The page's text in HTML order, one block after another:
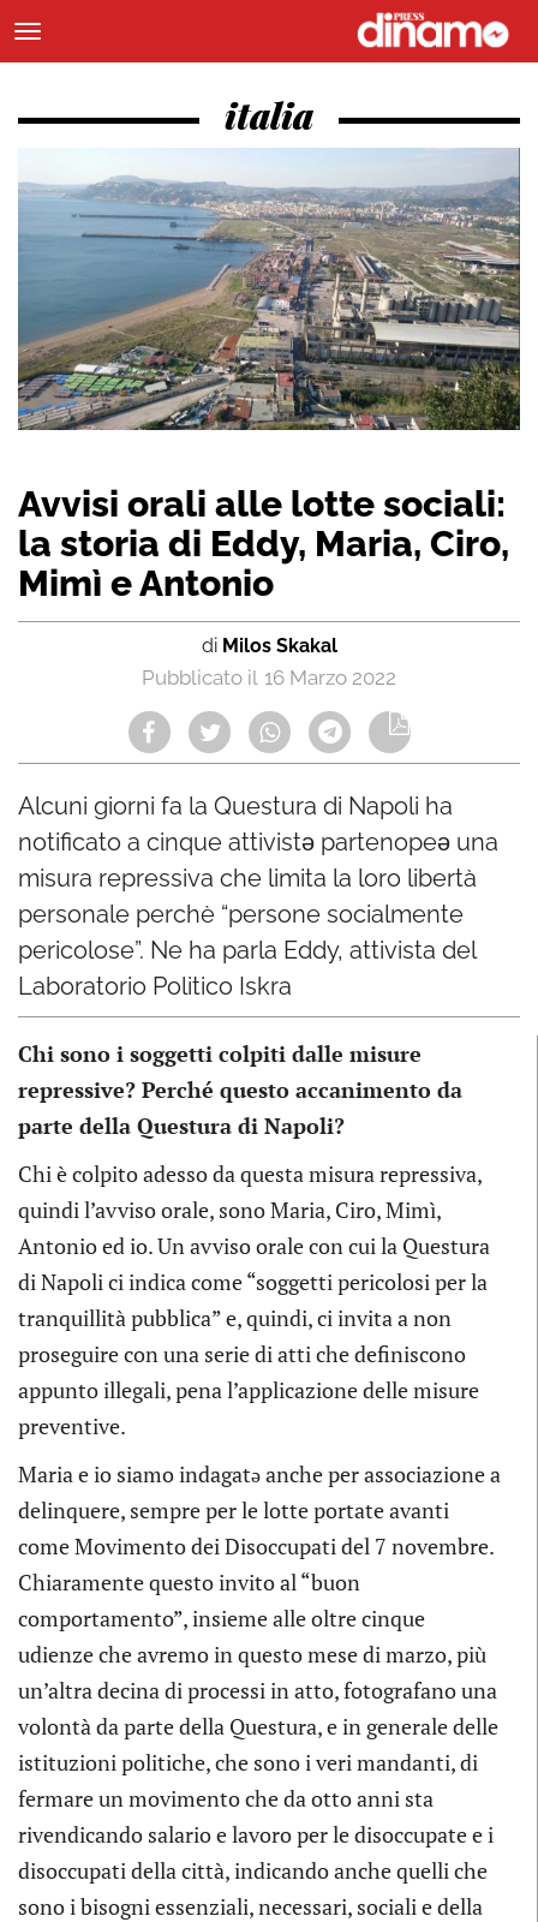
italia
Avvisi orali alle lotte sociali:
la storia di Eddy, Maria, Ciro,
Mimì e Antonio
di Milos Skakal
16 Marzo 2022
Alcuni giorni fa la Questura di Napoli ha
notificato a cinque attivistǝ partenopeǝ una
misura repressiva che limita la loro libertà
personale perchè “persone socialmente
pericolose”. Ne ha parla Eddy, attivista del
Laboratorio Politico Iskra
Chi sono i soggetti colpiti dalle misure
repressive? Perché questo accanimento da
parte della Questura di Napoli?
Chi è colpito adesso da questa misura repressiva,
quindi l’avviso orale, sono Maria, Ciro, Mimì,
Antonio ed io. Un avviso orale con cui la Questura
di Napoli ci indica come “soggetti pericolosi per la
tranquillità pubblica” e, quindi, ci invita a non
proseguire con una serie di atti che definiscono
appunto illegali, pena l’applicazione delle misure
preventive.
Maria e io siamo indagatǝ anche per associazione a
delinquere, sempre per le lotte portate avanti
come Movimento dei Disoccupati del 7 novembre.
Chiaramente questo invito al “buon
comportamento”, insieme alle oltre cinque
udienze che avremo in questo mese di marzo, più
un’altra decina di processi in atto, fotografano una
volontà da parte della Questura, e in generale delle
istituzioni politiche, che sono i veri mandanti, di
fermare un movimento che da otto anni sta
rivendicando salario e lavoro per le disoccupate e i
disoccupati della città, indicando anche quelli che
sono i bisogni essenziali, necessari, sociali e della